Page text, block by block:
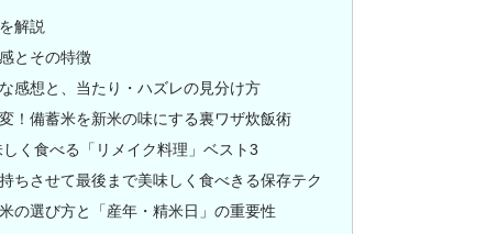
解説
とその特徴
感想と、当たり・ハズレの見分け方
！備蓄米を新米の味にする裏ワザ炊飯術
く食べる「リメイク料理」ベスト3
ちさせて最後まで美味しく食べきる保存テク
の選び方と「産年・精米日」の重要性